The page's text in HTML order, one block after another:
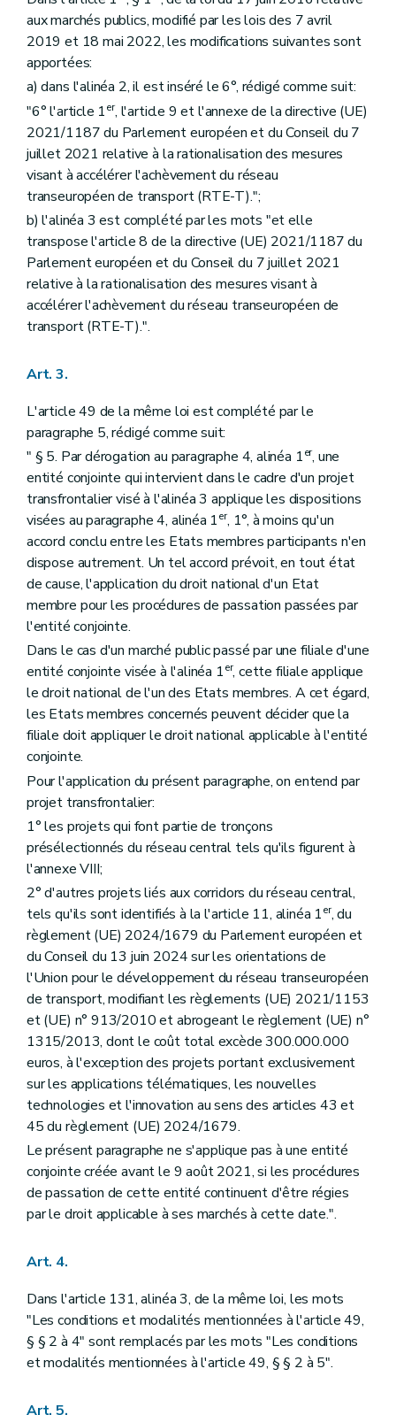
aux marchés publics, modifié par les lois des 7 avril
2019 et 18 mai 2022, les modifications suivantes sont
apportées:
a) dans l'alinéa 2, il est inséré le 6°, rédigé comme suit:
"6° l'article 1er, l'article 9 et l'annexe de la directive (UE)
2021/1187 du Parlement européen et du Conseil du 7
juillet 2021 relative à la rationalisation des mesures
visant à accélérer l'achèvement du réseau
transeuropéen de transport (RTE-T).";
b) l'alinéa 3 est complété par les mots "et elle
transpose l'article 8 de la directive (UE) 2021/1187 du
Parlement européen et du Conseil du 7 juillet 2021
relative à la rationalisation des mesures visant à
accélérer l'achèvement du réseau transeuropéen de
transport (RTE-T).".
Art. 3.
L'article 49 de la même loi est complété par le
paragraphe 5, rédigé comme suit:
" § 5. Par dérogation au paragraphe 4, alinéa 1er, une
entité conjointe qui intervient dans le cadre d'un projet
transfrontalier visé à l'alinéa 3 applique les dispositions
visées au paragraphe 4, alinéa 1er, 1°, à moins qu'un
accord conclu entre les Etats membres participants n'en
dispose autrement. Un tel accord prévoit, en tout état
de cause, l'application du droit national d'un Etat
membre pour les procédures de passation passées par
l'entité conjointe.
Dans le cas d'un marché public passé par une filiale d'une
entité conjointe visée à l'alinéa 1er, cette filiale applique
le droit national de l'un des Etats membres. A cet égard,
les Etats membres concernés peuvent décider que la
filiale doit appliquer le droit national applicable à l'entité
conjointe.
Pour l'application du présent paragraphe, on entend par
projet transfrontalier:
1° les projets qui font partie de tronçons
présélectionnés du réseau central tels qu'ils figurent à
l'annexe VIII;
2° d'autres projets liés aux corridors du réseau central,
tels qu'ils sont identifiés à la l'article 11, alinéa 1er, du
règlement (UE) 2024/1679 du Parlement européen et
du Conseil du 13 juin 2024 sur les orientations de
l'Union pour le développement du réseau transeuropéen
de transport, modifiant les règlements (UE) 2021/1153
et (UE) n° 913/2010 et abrogeant le règlement (UE) n°
1315/2013, dont le coût total excède 300.000.000
euros, à l'exception des projets portant exclusivement
sur les applications télématiques, les nouvelles
technologies et l'innovation au sens des articles 43 et
45 du règlement (UE) 2024/1679.
Le présent paragraphe ne s'applique pas à une entité
conjointe créée avant le 9 août 2021, si les procédures
de passation de cette entité continuent d'être régies
par le droit applicable à ses marchés à cette date.".
Art. 4.
Dans l'article 131, alinéa 3, de la même loi, les mots
"Les conditions et modalités mentionnées à l'article 49,
§ § 2 à 4" sont remplacés par les mots "Les conditions
et modalités mentionnées à l'article 49, § § 2 à 5".
Art. 5.